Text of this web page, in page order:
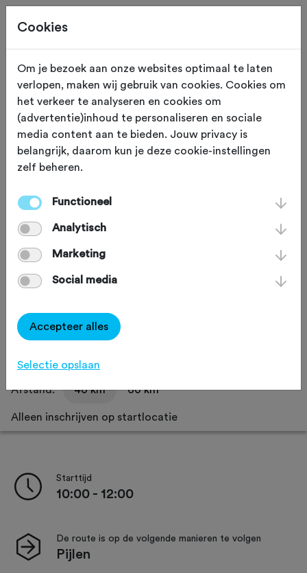
Deze tocht heeft reeds plaatsgevonden op 7-9-2025.
ZONDAG 7 SEP 2025
WF Hamaland wandel-
en fietstochten 2025
Recreatief
Delen
Afstand: 40 km 60 km
Alleen inschrijven op startlocatie
Starttijd
10:00 - 12:00
De route is op de volgende manieren te volgen
Pijlen
Cookies
Om je bezoek aan onze websites optimaal te laten
verlopen, maken wij gebruik van cookies. Cookies om
het verkeer te analyseren en cookies om
(advertentie)inhoud te personaliseren en sociale
media content aan te bieden. Jouw privacy is
belangrijk, daarom kun je deze cookie-instellingen
zelf beheren.
Functioneel
Analytisch
Marketing
Social media
Accepteer alles
Selectie opslaan